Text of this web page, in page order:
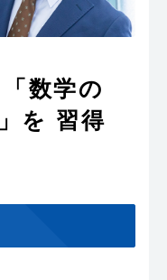
数学の
を 習得